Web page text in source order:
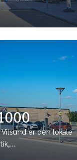
er den lokale